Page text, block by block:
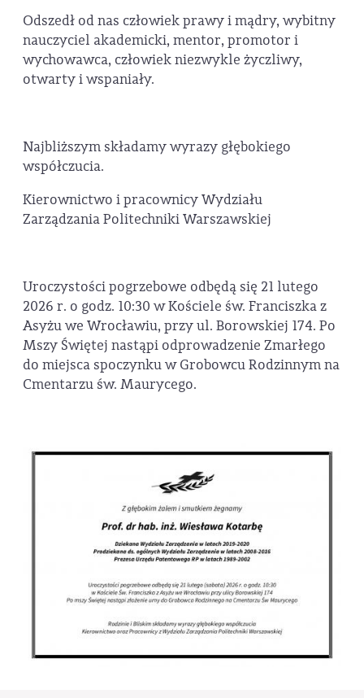
Odszedł od nas człowiek prawy i mądry, wybitny
nauczyciel akademicki, mentor, promotor i
wychowawca, człowiek niezwykle życzliwy,
otwarty i wspaniały.
Najbliższym składamy wyrazy głębokiego
współczucia.
Kierownictwo i pracownicy Wydziału
Zarządzania Politechniki Warszawskiej
Uroczystości pogrzebowe odbędą się 21 lutego
2026 r. o godz. 10:30 w Kościele św. Franciszka z
Asyżu we Wrocławiu, przy ul. Borowskiej 174. Po
Mszy Świętej nastąpi odprowadzenie Zmarłego
do miejsca spoczynku w Grobowcu Rodzinnym na
Cmentarzu św. Maurycego.